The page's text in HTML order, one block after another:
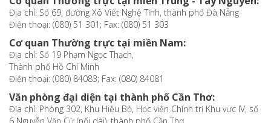
Địa chỉ: Số 69, đường Xô Viết Nghệ Tĩnh, thành phố Đà Nẵng
Điện thoại: (080) 51 301; Fax: (080) 51 303
Cơ quan Thường trực tại miền Nam:
Địa chỉ: Số 19 Phạm Ngọc Thạch,
Thành phố Hồ Chí Minh
Điện thoại: (080) 84083; Fax: (080) 84081
Văn phòng đại diện tại thành phố Cần Thơ:
Địa chỉ: Phòng 302, Khu Hiệu Bộ, Học viện Chính trị Khu vực IV, số